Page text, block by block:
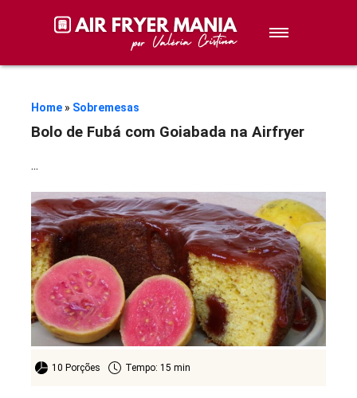
Sobremesas
Lanches
Stories de Receitas
Receitas
Home » Sobremesas
Bolo de Fubá com Goiabada na Airfryer
...
10 Porções Tempo: 15 min